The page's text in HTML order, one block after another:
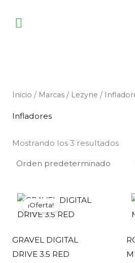
Inicio / Marcas/ Lezyne /
Infladores
Mostrando los 3 resultados
¡Oferta!
GRAVEL DIGITAL
DRIVE 3.5 RED
precio
original
era:
precio